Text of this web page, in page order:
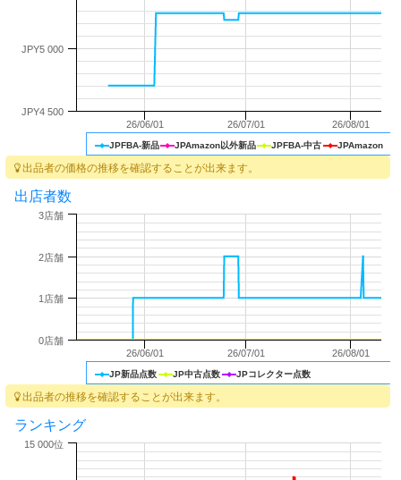
JPFBA-新品 JPAmazon以外新品 JPFBA-中古 JPAmazon
26/06/01 26/07/01 26/08/01
JPY4 500
JPY5 000
出品者の価格の推移を確認することが出来ます。
出店者数
JP新品点数 JP中古点数 JPコレクター点数
26/06/01 26/07/01 26/08/01
0店舗
1店舗
2店舗
3店舗
出品者の推移を確認することが出来ます。
ランキング
15 000位